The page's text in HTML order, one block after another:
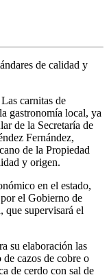
de calidad y
carnitas de
gastronomía local, ya
de la Secretaría de
Fernández,
de la Propiedad
y origen.
en el estado,
el Gobierno de
que supervisará el
su elaboración las
cazos de cobre o
de cerdo con sal de